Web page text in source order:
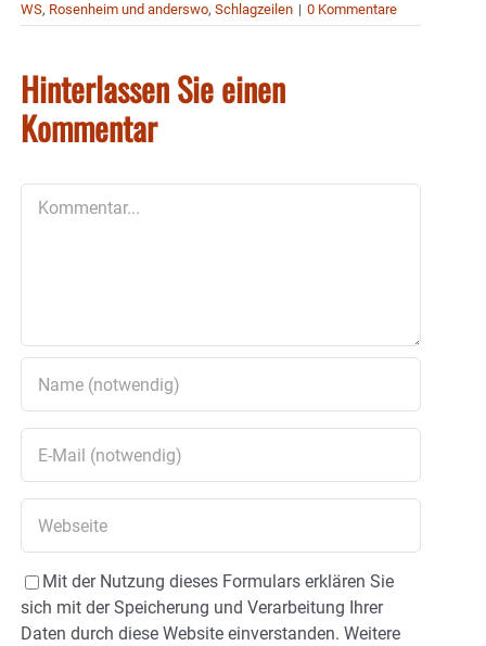
WS, Rosenheim und anderswo, Schlagzeilen | 0 Kommentare
Hinterlassen Sie einen
Kommentar
Mit der Nutzung dieses Formulars erklären Sie
sich mit der Speicherung und Verarbeitung Ihrer
Daten durch diese Website einverstanden. Weitere